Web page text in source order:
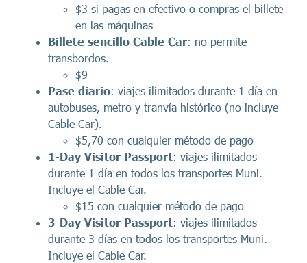
$3 si pagas en efectivo o compras el billete
en las máquinas
Billete sencillo Cable Car: no permite
transbordos.
$9
Pase diario: viajes ilimitados durante 1 día en
autobuses, metro y tranvía histórico (no incluye
Cable Car).
$5,70 con cualquier método de pago
1-Day Visitor Passport: viajes ilimitados
durante 1 día en todos los transportes Muni.
Incluye el Cable Car.
$15 con cualquier método de pago
3-Day Visitor Passport: viajes ilimitados
durante 3 días en todos los transportes Muni.
Incluye el Cable Car.